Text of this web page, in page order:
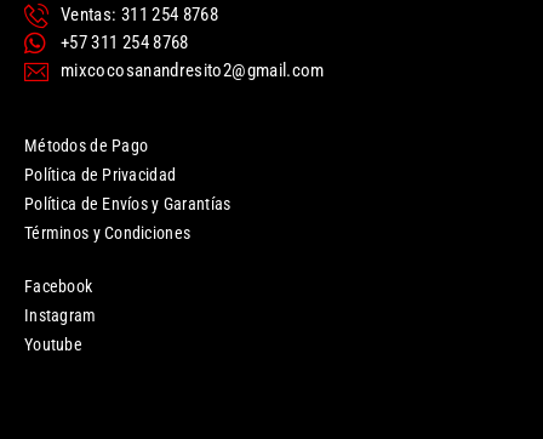
Ventas: 311 254 8768
+57 311 254 8768
mixcocosanandresito2@gmail.com
Métodos de Pago
Política de Privacidad
Política de Envíos y Garantías
Términos y Condiciones
Facebook
Instagram
Youtube